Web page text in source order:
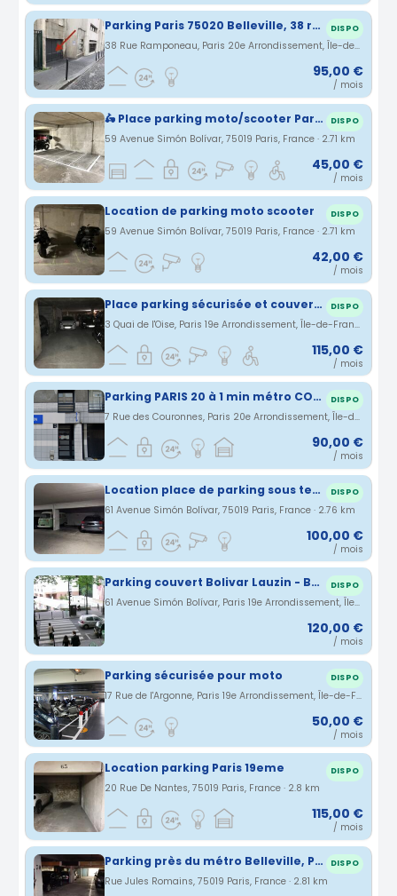
Parking Paris 75020 Belleville, 38 rue Ramponeau DISPO
38 Rue Ramponeau, Paris 20e Arrondissement, Île-de-France, France · 2.68 km
95,00 €
/ mois
🛵 Place parking moto/scooter Paris 19e 🛵 DISPO
59 Avenue Simón Bolívar, 75019 Paris, France · 2.71 km
45,00 €
/ mois
Location de parking moto scooter DISPO
59 Avenue Simón Bolívar, 75019 Paris, France · 2.71 km
42,00 €
/ mois
Place parking sécurisée et couverte proche Porte de la Villette DISPO
3 Quai de l'Oise, Paris 19e Arrondissement, Île-de-France, France · 2.75 km
115,00 €
/ mois
Parking PARIS 20 à 1 min métro COURONNES DISPO
7 Rue des Couronnes, Paris 20e Arrondissement, Île-de-France, France · 2.75 km
90,00 €
/ mois
Location place de parking sous terrain (buttes chaumont) DISPO
61 Avenue Simón Bolívar, 75019 Paris, France · 2.76 km
100,00 €
/ mois
Parking couvert Bolivar Lauzin - Belleville Buttes Chaumont DISPO
61 Avenue Simón Bolívar, Paris 19e Arrondissement, Île-de-France, France · 2.76 km
120,00 €
/ mois
Parking sécurisée pour moto DISPO
17 Rue de l'Argonne, Paris 19e Arrondissement, Île-de-France, France · 2.79 km
50,00 €
/ mois
Location parking Paris 19eme DISPO
20 Rue De Nantes, 75019 Paris, France · 2.8 km
115,00 €
/ mois
Parking près du métro Belleville, PARIS DISPO
Rue Jules Romains, 75019 Paris, France · 2.81 km